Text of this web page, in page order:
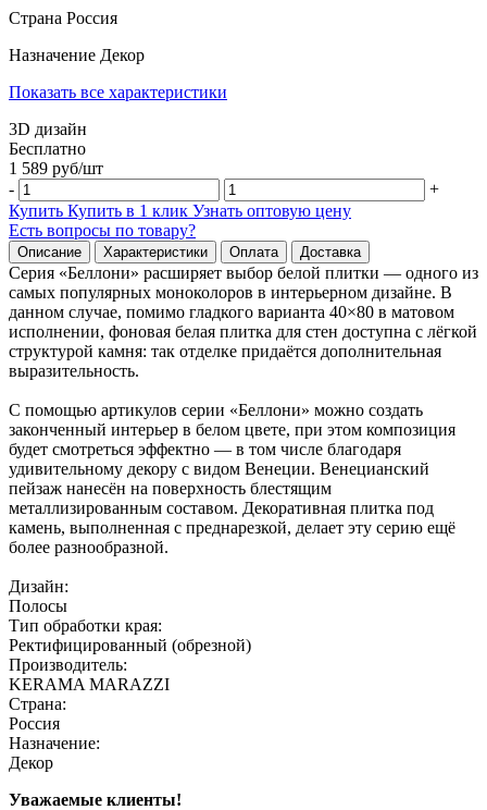
Страна Россия
Назначение Декор
Показать все характеристики
3D дизайн
Бесплатно
1 589 руб/шт
-
+
Купить Купить в 1 клик Узнать оптовую цену
Есть вопросы по товару?
Описание Характеристики Оплата Доставка
Cерия «Беллони» расширяет выбор белой плитки — одного из
самых популярных моноколоров в интерьерном дизайне. В
данном случае, помимо гладкого варианта 40×80 в матовом
исполнении, фоновая белая плитка для стен доступна с лёгкой
структурой камня: так отделке придаётся дополнительная
выразительность.
С помощью артикулов серии «Беллони» можно создать
законченный интерьер в белом цвете, при этом композиция
будет смотреться эффектно — в том числе благодаря
удивительному декору с видом Венеции. Венецианский
пейзаж нанесён на поверхность блестящим
металлизированным составом. Декоративная плитка под
камень, выполненная с преднарезкой, делает эту серию ещё
более разнообразной.
Дизайн:
Полосы
Тип обработки края:
Ректифицированный (обрезной)
Производитель:
KERAMA MARAZZI
Страна:
Россия
Назначение:
Декор
Уважаемые клиенты!